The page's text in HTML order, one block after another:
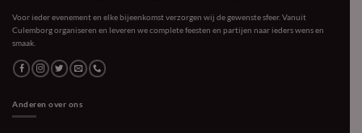
Voor ieder evenement en elke bijeenkomst verzorgen wij de gewenste sfeer. Vanuit
Culemborg organiseren en leveren we complete feesten en partijen naar ieders wens en
smaak.
Anderen over ons